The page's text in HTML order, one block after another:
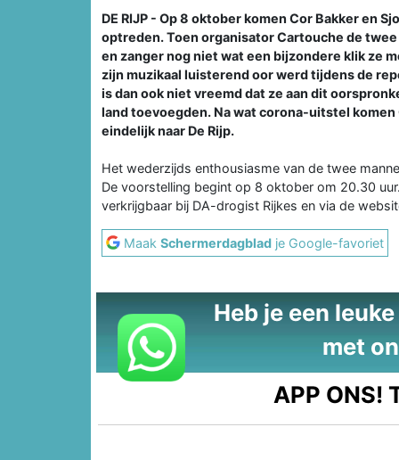
DE RIJP - Op 8 oktober komen Cor Bakker en
optreden. Toen organisator Cartouche de
en zanger nog niet wat een bijzondere klik ze
zijn muzikaal luisterend oor werd tijdens de
is dan ook niet vreemd dat ze aan dit
land toevoegden. Na wat corona-uitstel komen
eindelijk naar De Rijp.
Het wederzijds enthousiasme van de twee
De voorstelling begint op 8 oktober om 20.30
verkrijgbaar bij DA-drogist Rijkes en via de
Maak Schermerdagblad je Google-favoriet
Heb je een
met
APP ONS!